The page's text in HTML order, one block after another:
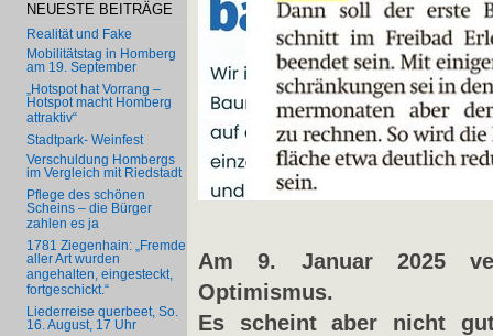
NEUESTE BEITRÄGE
Realität und Fake
Mobilitätstag in Homberg
am 19. September
„Hotspot hat Vorrang –
Hotspot macht Homberg
attraktiv“
Stadtpark- Weinfest
Verschuldung Hombergs
im Vergleich mit Riedstadt
Pflege des schönen
Scheins – die Bürger
zahlen es ja
1781 Ziegenhain: „Fremde
aller Art wurden
angehalten, eingesteckt,
fortgeschickt.“
Liederreise querbeet, So.
16. August, 17 Uhr
Am 9. Januar 2025
Optimismus.
Es scheint aber nicht